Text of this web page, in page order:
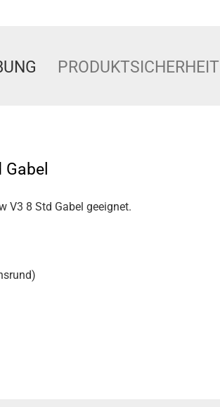
PRODUKTSICHERHEIT
V3 8 Std Gabel geeignet.